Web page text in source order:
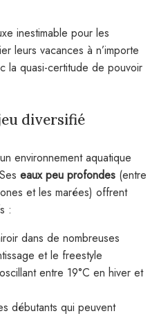
inestimable pour les
leurs vacances à n’importe
la quasi-certitude de pouvoir
diversifié
environnement aquatique
eaux peu profondes (entre
et les marées) offrent
:
dans de nombreuses
et le freestyle
entre 19°C en hiver et
débutants qui peuvent